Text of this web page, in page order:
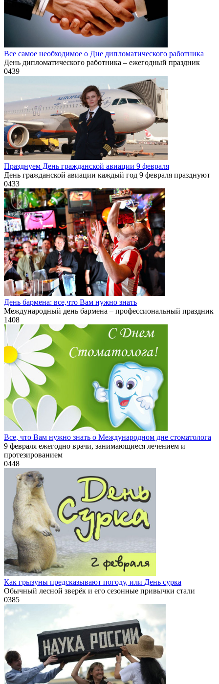
Все самое необходимое о Дне дипломатического работника
День дипломатического работника – ежегодный праздник
0439
Празднуем День гражданской авиации 9 февраля
День гражданской авиации каждый год 9 февраля празднуют
0433
День бармена: все,что Вам нужно знать
Международный день бармена – профессиональный праздник
1408
Все, что Вам нужно знать о Международном дне стоматолога
9 февраля ежегодно врачи, занимающиеся лечением и
протезированием
0448
Как грызуны предсказывают погоду, или День сурка
Обычный лесной зверёк и его сезонные привычки стали
0385